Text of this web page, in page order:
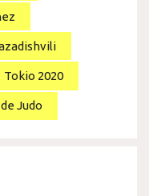
Tokio 2020
Judo